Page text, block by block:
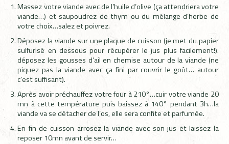
Massez votre viande avec de l’huile d’olive (ça attendriera votre
viande…) et saupoudrez de thym ou du mélange d’herbe de
votre choix…salez et poivrez.
Déposez la viande sur une plaque de cuisson (je met du papier
sulfurisé en dessous pour récupérer le jus plus facilement!).
déposez les gousses d’ail en chemise autour de la viande (ne
piquez pas la viande avec ça fini par couvrir le goût… autour
c’est suffisant).
Après avoir préchauffez votre four à 210°…cuir votre viande 20
mn à cette température puis baissez à 140° pendant 3h…la
viande va se détacher de l’os, elle sera confite et parfumée.
En fin de cuisson arrosez la viande avec son jus et laissez la
reposer 10mn avant de servir…